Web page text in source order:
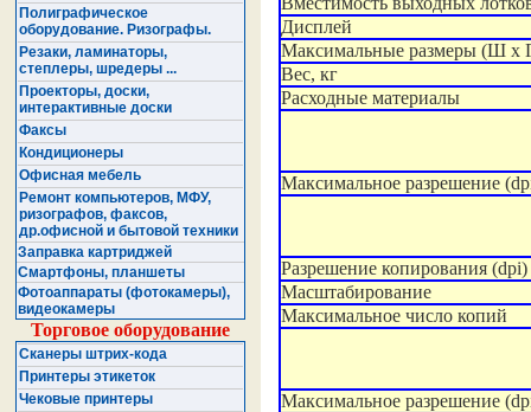
Полиграфическое
оборудование. Ризографы.
Резаки, ламинаторы,
степлеры, шредеры ...
Проекторы, доски,
интерактивные доски
Факсы
Кондиционеры
Офисная мебель
Ремонт компьютеров, МФУ,
ризографов, факсов,
др.офисной и бытовой техники
Заправка картриджей
Смартфоны, планшеты
Фотоаппараты (фотокамеры),
видеокамеры
Торговое оборудование
Сканеры штрих-кода
Принтеры этикеток
Чековые принтеры
Дисплей
Максимальные размеры (Ш x
Вес, кг
Расходные материалы
Максимальное разрешение
Разрешение копирования (dpi)
Масштабирование
Максимальное число копий
Максимальное разрешение